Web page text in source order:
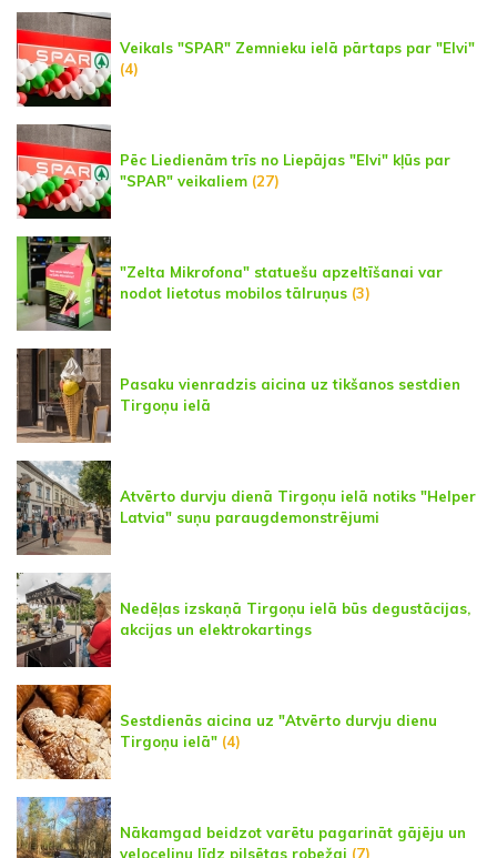
Veikals "SPAR" Zemnieku ielā pārtaps par "Elvi"
(4)
Pēc Liedienām trīs no Liepājas "Elvi" kļūs par
"SPAR" veikaliem (27)
"Zelta Mikrofona" statuešu apzeltīšanai var
nodot lietotus mobilos tālruņus (3)
Pasaku vienradzis aicina uz tikšanos sestdien
Tirgoņu ielā
Atvērto durvju dienā Tirgoņu ielā notiks "Helper
Latvia" suņu paraugdemonstrējumi
Nedēļas izskaņā Tirgoņu ielā būs degustācijas,
akcijas un elektrokartings
Sestdienās aicina uz "Atvērto durvju dienu
Tirgoņu ielā" (4)
Nākamgad beidzot varētu pagarināt gājēju un
veloceliņu līdz pilsētas robežai (7)